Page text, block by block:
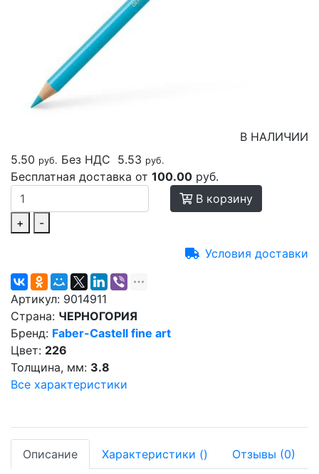
В НАЛИЧИИ
5.50 руб. Без НДС 5.53 руб.
Бесплатная доставка от 100.00 руб.
+ -
В корзину
Условия доставки
Артикул: 9014911
Страна: ЧЕРНОГОРИЯ
Бренд: Faber-Castell fine art
Цвет: 226
Толщина, мм: 3.8
Все характеристики
Описание Характеристики () Отзывы (0)